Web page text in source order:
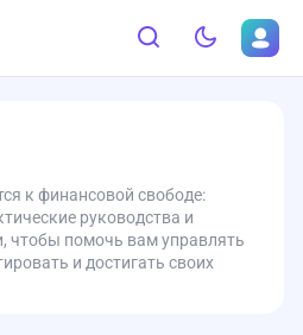
к финансовой свободе:
руководства и
чтобы помочь вам управлять
и достигать своих